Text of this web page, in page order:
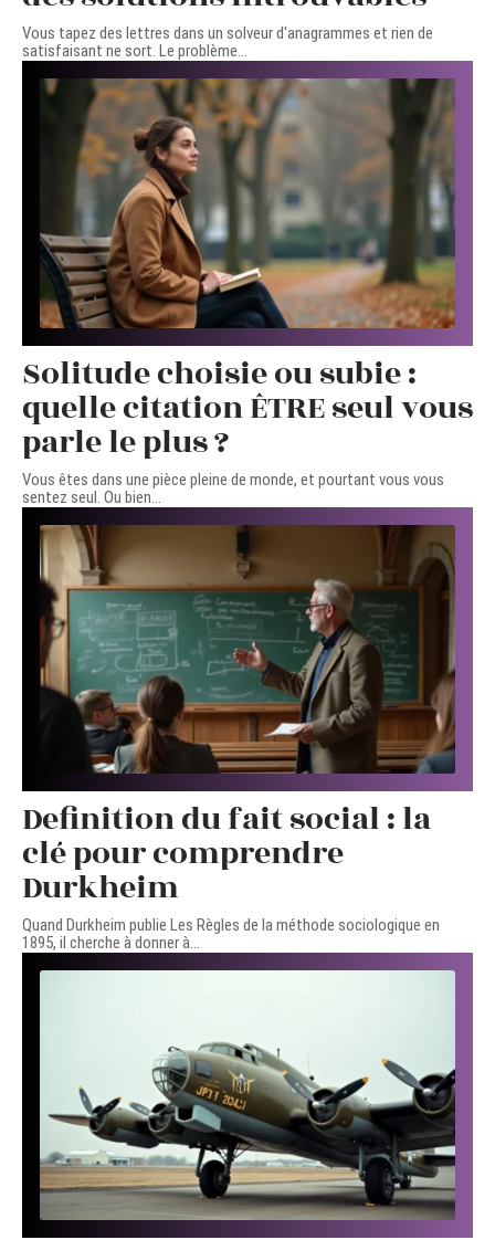
Vous tapez des lettres dans un solveur d'anagrammes et rien de
satisfaisant ne sort. Le problème…
Solitude choisie ou subie :
quelle citation ÊTRE seul vous
parle le plus ?
Vous êtes dans une pièce pleine de monde, et pourtant vous vous
sentez seul. Ou bien…
Definition du fait social : la
clé pour comprendre
Durkheim
Quand Durkheim publie Les Règles de la méthode sociologique en
1895, il cherche à donner à…